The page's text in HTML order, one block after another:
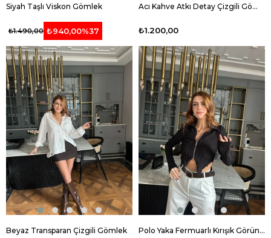
Siyah Taşlı Viskon Gömlek
₺940,00%37
₺1.490,00
Acı Kahve Atkı Detay Çizgili Gömlek
₺1.200,00
Beyaz Transparan Çizgili Gömlek Polo Yaka Fermuarlı Kırışık Görünüm Bluz